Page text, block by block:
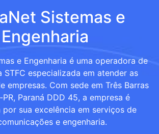
Sistemas e
Engenharia
e Engenharia é uma operadora de
especializada em atender as
empresas. Com sede em Três Barras
Paraná DDD 45, a empresa é
por sua excelência em serviços de
e engenharia.